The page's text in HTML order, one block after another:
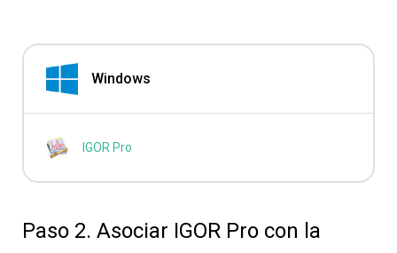
Windows
IGOR Pro
Paso 2. Asociar IGOR Pro con la